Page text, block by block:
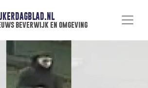
beverwijk en omgeving